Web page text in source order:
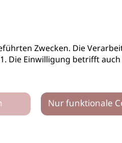
Zwecken. Die
Die Einwilligung betrifft
Nur funktionale